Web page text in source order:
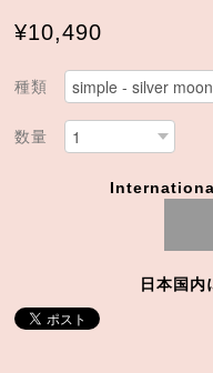
¥10,490
種類
数量
日本国内